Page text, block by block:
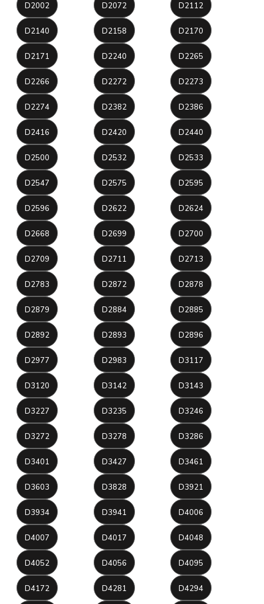
D2002 D2072 D2112
D2140 D2158 D2170
D2171 D2240 D2265
D2266 D2272 D2273
D2274 D2382 D2386
D2416 D2420 D2440
D2500 D2532 D2533
D2547 D2575 D2595
D2596 D2622 D2624
D2668 D2699 D2700
D2709 D2711 D2713
D2783 D2872 D2878
D2879 D2884 D2885
D2892 D2893 D2896
D2977 D2983 D3117
D3120 D3142 D3143
D3227 D3235 D3246
D3272 D3278 D3286
D3401 D3427 D3461
D3603 D3828 D3921
D3934 D3941 D4006
D4007 D4017 D4048
D4052 D4056 D4095
D4172 D4281 D4294